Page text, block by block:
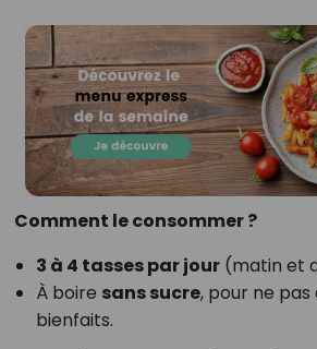
Comment le consommer ?
3 à 4 tasses par jour(matin et
À boire sans sucre, pour ne pas
bienfaits.